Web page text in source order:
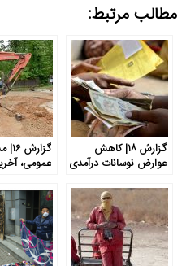
مطالب مرتبط:
گزارش ۱۸| کاهش
عوارض نوسانات درآمدی
اعتبارات خرد
عمومی،